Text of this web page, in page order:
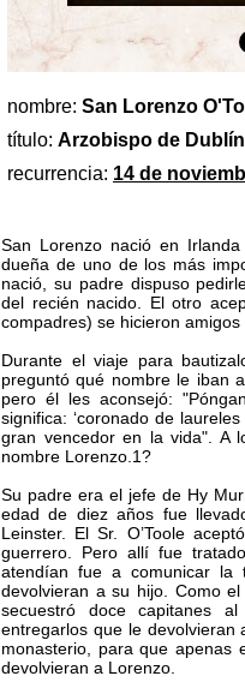
nombre: San Lorenzo
título: Arzobispo de Dublín
recurrencia: 14 de
San Lorenzo nació en
dueña de uno de los más
nació, su padre dispuso
del recién nacido. El otro
compadres) se hicieron
Durante el viaje para
preguntó qué nombre le iban
pero él les aconsejó:
significa: ‘coronado de
gran vencedor en la vida". A
nombre Lorenzo.1?
Su padre era el jefe de Hy
edad de diez años fue
Leinster. El Sr. O’Toole
guerrero. Pero allí fue
atendían fue a comunicar
devolvieran a su hijo. Como
secuestró doce capitanes
entregarlos que le
monasterio, para que apenas
devolvieran a Lorenzo.